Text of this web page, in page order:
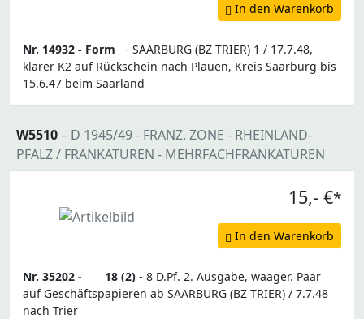
In den Warenkorb
Nr. 14932 - Form
- SAARBURG (BZ TRIER) 1 / 17.7.48,
klarer K2 auf Rückschein nach Plauen, Kreis Saarburg bis
15.6.47 beim Saarland
W5510– D 1945/49 - FRANZ. ZONE - RHEINLAND-
PFALZ / FRANKATUREN - MEHRFACHFRANKATUREN
15,- €*
In den Warenkorb
Nr. 35202 - 18 (2) - 8 D.Pf. 2. Ausgabe, waager. Paar
auf Geschäftspapieren ab SAARBURG (BZ TRIER) / 7.7.48
nach Trier